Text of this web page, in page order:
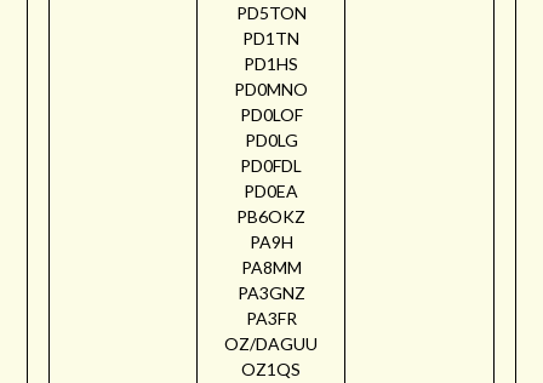
PD5TON
PD1TN
PD1HS
PD0MNO
PD0LOF
PD0LG
PD0FDL
PD0EA
PB6OKZ
PA9H
PA8MM
PA3GNZ
PA3FR
OZ/DAGUU
OZ1QS